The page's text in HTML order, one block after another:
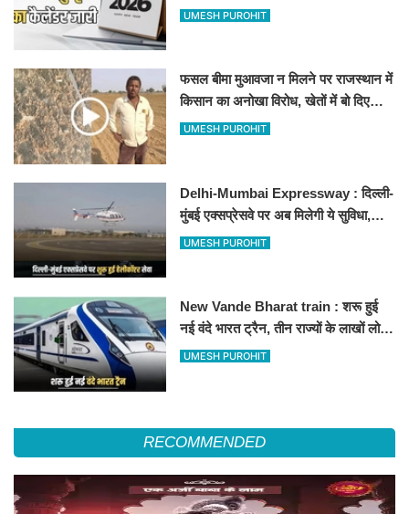
अवकाश, देखें
UMESH PUROHIT
फसल बीमा मुआवजा न मिलने पर राजस्थान में
किसान का अनोखा विरोध, खेतों में बो दिए
500-500 रुपए के नोट, वीडियो वायरल
UMESH PUROHIT
Delhi-Mumbai Expressway : दिल्ली-
मुंबई एक्सप्रेसवे पर अब मिलेगी ये सुविधा,
हेलीकॉप्टर सर्विस से तुरंत घायल पहुंचेगा
UMESH PUROHIT
New Vande Bharat train : शरू हुई
नई वंदे भारत ट्रैन, तीन राज्यों के लाखों लोगों
का सफर होगा आसान, देखें पूरा रूटमैप
UMESH PUROHIT
RECOMMENDED